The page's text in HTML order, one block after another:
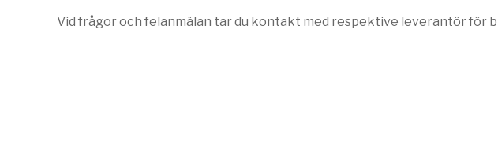
Vid frågor och felanmälan tar du kontakt med respektive leverantör för